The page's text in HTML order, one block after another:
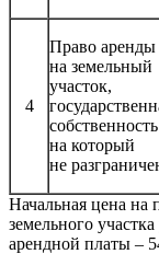
4
Право аренды
на земельный
участок,
собственность
на который
не
Начальная цена на
земельного
арендной платы –